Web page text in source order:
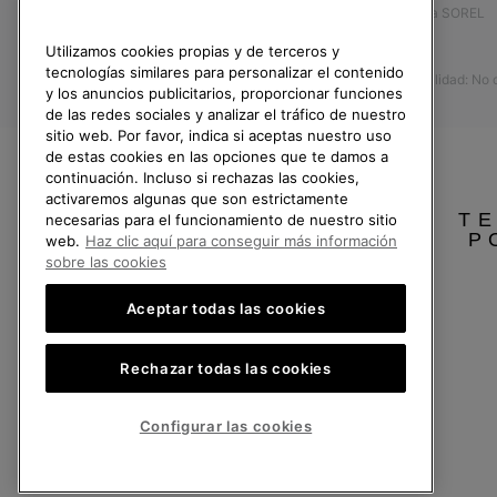
Devoluciones
Desistir del contrato
Estado del pedido
Envío
Pago
Preguntas frecuentes
Afíliese a SOREL
Accesibilidad: No
España
SOREL.Reservados todos los derechos.
Utilizamos cookies propias y de terceros y
tecnologías similares para personalizar el contenido
y los anuncios publicitarios, proporcionar funciones
de las redes sociales y analizar el tráfico de nuestro
sitio web. Por favor, indica si aceptas nuestro uso
de estas cookies en las opciones que te damos a
continuación. Incluso si rechazas las cookies,
activaremos algunas que son estrictamente
necesarias para el funcionamiento de nuestro sitio
web. Haz clic aquí para conseguir más información
sobre las cookies
Aceptar todas las cookies
Rechazar todas las cookies
Configurar las cookies